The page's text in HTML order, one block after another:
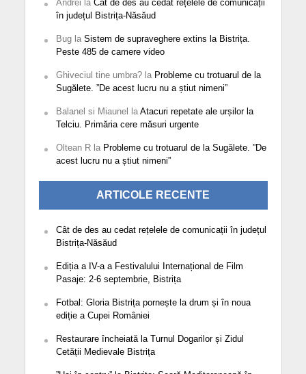
Andrei la Cât de des au cedat rețelele de comunicații
în județul Bistrița-Năsăud
Bugla Sistem de supraveghere extins la Bistrița.
Peste 485 de camere video
Ghiveciul tine umbra?la Probleme cu trotuarul de la
Sugălete. ”De acest lucru nu a știut nimeni”
Balanel si Miaunel la Atacuri repetate ale urșilor la
Telciu. Primăria cere măsuri urgente
Oltean Rla Probleme cu trotuarul de la Sugălete. ”De
acest lucru nu a știut nimeni”
ARTICOLE RECENTE
Cât de des au cedat rețelele de comunicații în județul
Bistrița-Năsăud
Ediția a IV-a a Festivalului Internațional de Film
Pasaje: 2-6 septembrie, Bistrița
Fotbal: Gloria Bistrița pornește la drum și în noua
ediție a Cupei României
Restaurare încheiată la Turnul Dogarilor și Zidul
Cetății Medievale Bistrița